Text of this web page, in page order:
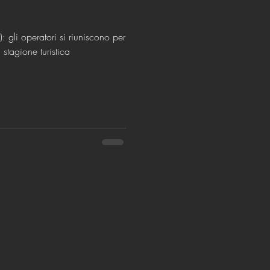
gli operatori si riuniscono per
turistica